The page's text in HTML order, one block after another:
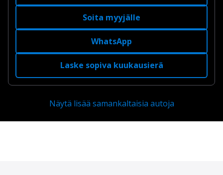
Soita myyjälle
WhatsApp
Laske sopiva kuukausierä
Näytä lisää samankaltaisia autoja